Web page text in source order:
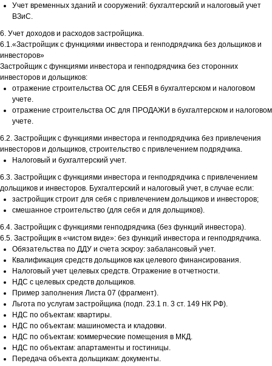
Учет временных зданий и сооружений: бухгалтерский и налоговый учет
ВЗиС.
6. Учет доходов и расходов застройщика.
6.1.«Застройщик с функциями инвестора и генподрядчика без дольщиков и
инвесторов»
Застройщик с функциями инвестора и генподрядчика без сторонних
инвесторов и дольщиков:
отражение строительства ОС для СЕБЯ в бухгалтерском и налоговом
учете.
отражение строительства ОС для ПРОДАЖИ в бухгалтерском и налоговом
учете.
6.2. Застройщик с функциями инвестора и генподрядчика без привлечения
инвесторов и дольщиков, строительство с привлечением подрядчика.
Налоговый и бухгалтерский учет.
6.3. Застройщик с функциями инвестора и генподрядчика с привлечением
дольщиков и инвесторов. Бухгалтерский и налоговый учет, в случае если:
застройщик строит для себя с привлечением дольщиков и инвесторов;
смешанное строительство (для себя и для дольщиков).
6.4. Застройщик с функциями генподрядчика (без функций инвестора).
6.5. Застройщик в «чистом виде»: без функций инвестора и генподрядчика.
Обязательства по ДДУ и счета эскроу: забалансовый учет.
Квалификация средств дольщиков как целевого финансирования.
Налоговый учет целевых средств. Отражение в отчетности.
НДС с целевых средств дольщиков.
Пример заполнения Листа 07 (фрагмент).
Льгота по услугам застройщика (подп. 23.1 п. 3 ст. 149 НК РФ).
НДС по объектам: квартиры.
НДС по объектам: машиноместа и кладовки.
НДС по объектам: коммерческие помещения в МКД.
НДС по объектам: апартаменты и гостиницы.
Передача объекта дольщикам: документы.